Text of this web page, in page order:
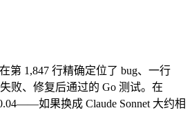
第 1,847 行精确定位了 bug、一行
败、修复后通过的 Go 测试。在
如果换成 Claude Sonnet 大约相